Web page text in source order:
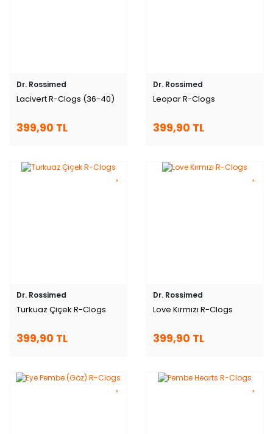
Dr. Rossimed
Lacivert R-Clogs (36-40)
399,90 TL
Dr. Rossimed
Leopar R-Clogs
399,90 TL
Dr. Rossimed
Turkuaz Çiçek R-Clogs
399,90 TL
Dr. Rossimed
Love Kırmızı R-Clogs
399,90 TL